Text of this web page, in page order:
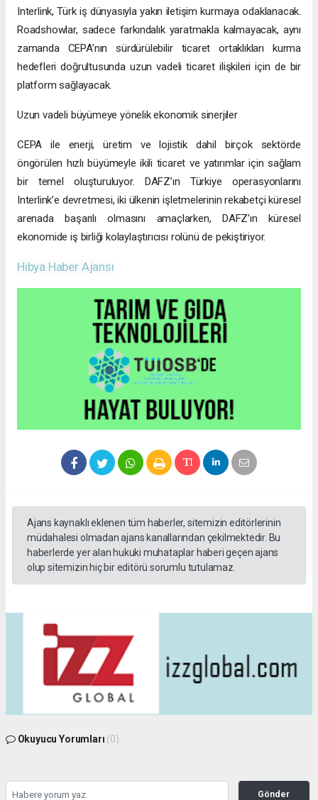
Interlink, Türk iş dünyasıyla yakın iletişim kurmaya odaklanacak.
Roadshowlar, sadece farkındalık yaratmakla kalmayacak, aynı
zamanda CEPA’nın sürdürülebilir ticaret ortaklıkları kurma
hedefleri doğrultusunda uzun vadeli ticaret ilişkileri için de bir
platform sağlayacak.
Uzun vadeli büyümeye yönelik ekonomik sinerjiler
CEPA ile enerji, üretim ve lojistik dahil birçok sektörde
öngörülen hızlı büyümeyle ikili ticaret ve yatırımlar için sağlam
bir temel oluşturuluyor. DAFZ’ın Türkiye operasyonlarını
Interlink’e devretmesi, iki ülkenin işletmelerinin rekabetçi küresel
arenada başarılı olmasını amaçlarken, DAFZ’ın küresel
ekonomide iş birliği kolaylaştırıcısı rolünü de pekiştiriyor.
Hibya Haber Ajansı
Ajans kaynaklı eklenen tüm haberler, sitemizin editörlerinin
müdahalesi olmadan ajans kanallarından çekilmektedir. Bu
haberlerde yer alan hukuki muhataplar haberi geçen ajans
olup sitemizin hiç bir editörü sorumlu tutulamaz.
Okuyucu Yorumları (0)
Gönder